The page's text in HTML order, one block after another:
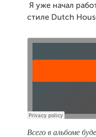
Я уже начал
стиле Dutch
Всего в альбоме